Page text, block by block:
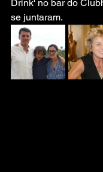
Drink' no bar do
se juntaram.